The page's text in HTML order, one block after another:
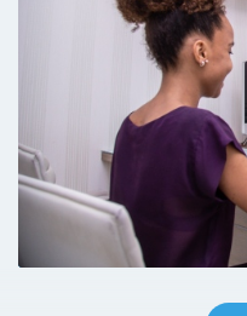
Adorei o
certinho e espero
fazer a cirurgia.